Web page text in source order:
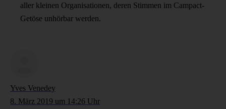
aller kleinen Organisationen, deren Stimmen im Campact-
Getöse unhörbar werden.
Yves Venedey
8. März 2019 um 14:26 Uhr